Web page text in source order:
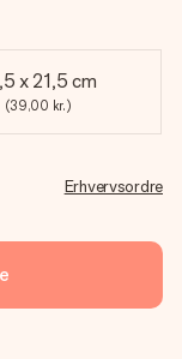
x 21,5 cm
(39,00 kr.)
Erhvervsordre